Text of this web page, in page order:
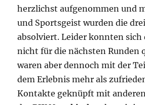
herzlichst aufgenommen und
und Sportsgeist wurden die
absolviert. Leider konnten sich
nicht für die nächsten Runden
waren aber dennoch mit der
dem Erlebnis mehr als
Kontakte geknüpft mit